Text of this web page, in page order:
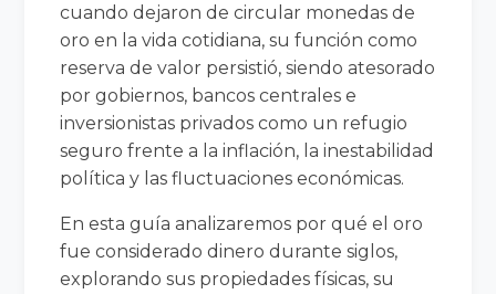
cuando dejaron de circular monedas de
oro en la vida cotidiana, su función como
reserva de valor persistió, siendo atesorado
por gobiernos, bancos centrales e
inversionistas privados como un refugio
seguro frente a la inflación, la inestabilidad
política y las fluctuaciones económicas.
En esta guía analizaremos por qué el oro
fue considerado dinero durante siglos,
explorando sus propiedades físicas, su